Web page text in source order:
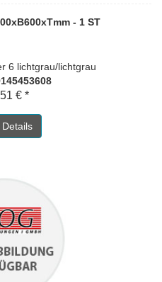
- 1 ST
6 lichtgrau/lichtgrau
€ *
Details